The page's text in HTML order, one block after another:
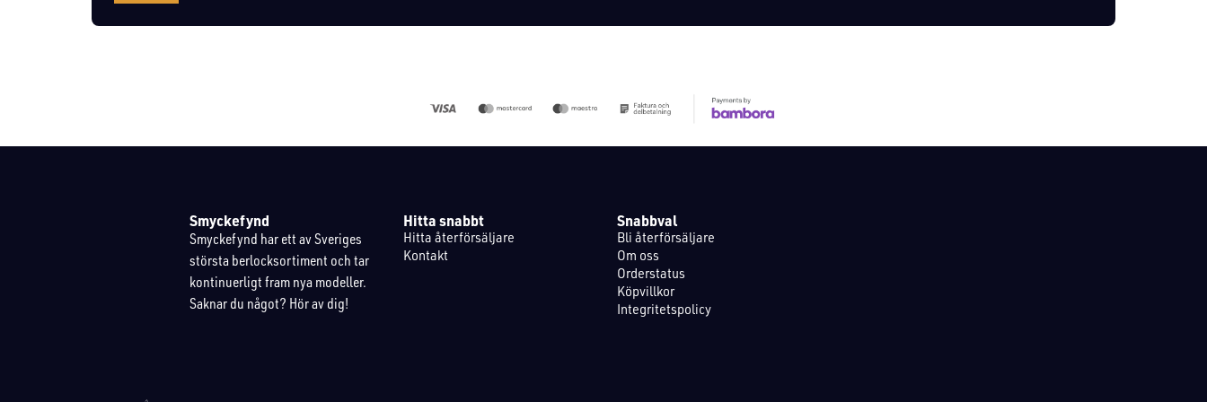
Smyckefynd
Smyckefynd har ett av Sveriges
största berlocksortiment och tar
kontinuerligt fram nya modeller.
Saknar du något? Hör av dig!
Hitta snabbt
Hitta återförsäljare
Kontakt
Snabbval
Bli återförsäljare
Om oss
Orderstatus
Köpvillkor
Integritetspolicy